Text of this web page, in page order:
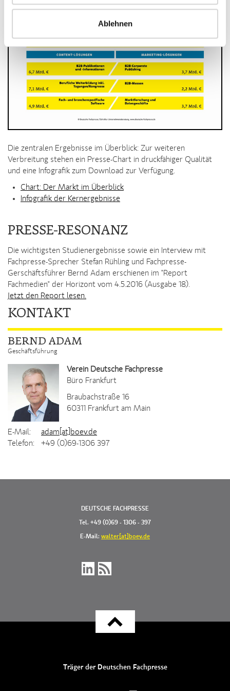
Ablehnen
Die zentralen Ergebnisse im Überblick: Zur weiteren
Verbreitung stehen ein Presse-Chart in druckfähiger Qualität
und eine Infografik zum Download zur Verfügung.
Chart: Der Markt im Überblick
Infografik der Kernergebnisse
PRESSE-RESONANZ
Die wichtigsten Studienergebnisse sowie ein Interview mit
Fachpresse-Sprecher Stefan Rühling und Fachpresse-
Gerschäftsführer Bernd Adam erschienen im "Report
Fachmedien" der Horizont vom 4.5.2016 (Ausgabe 18).
Jetzt den Report lesen.
KONTAKT
BERND ADAM
Geschäftsführung
Verein Deutsche Fachpresse
Büro Frankfurt
Braubachstraße 16
60311 Frankfurt am Main
E-Mail:
adam[at]boev.de
Telefon:
+49 (0)69-1306 397
DEUTSCHE FACHPRESSE
Tel. +49 (0)69 - 1306 - 397
E-Mail: walter[at]boev.de
Träger der Deutschen Fachpresse